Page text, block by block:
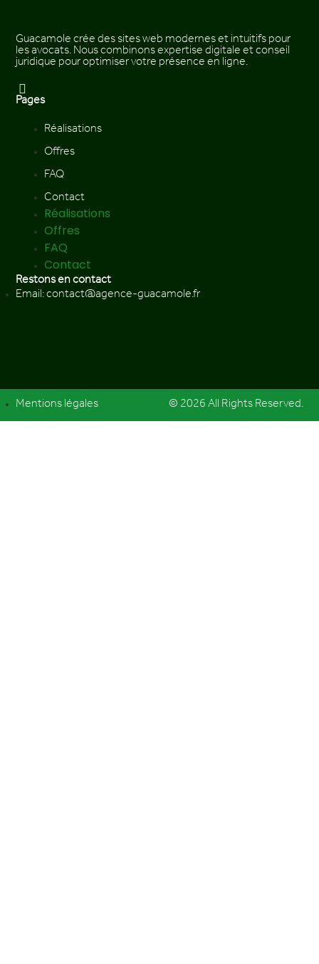
Guacamole crée des sites web modernes et intuitifs pour
les avocats. Nous combinons expertise digitale et conseil
juridique pour optimiser votre présence en ligne.
Pages
Réalisations
Offres
FAQ
Contact
Réalisations
Offres
FAQ
Contact
Restons en contact
Email: contact@agence-guacamole.fr
Mentions légales © 2026 All Rights Reserved.